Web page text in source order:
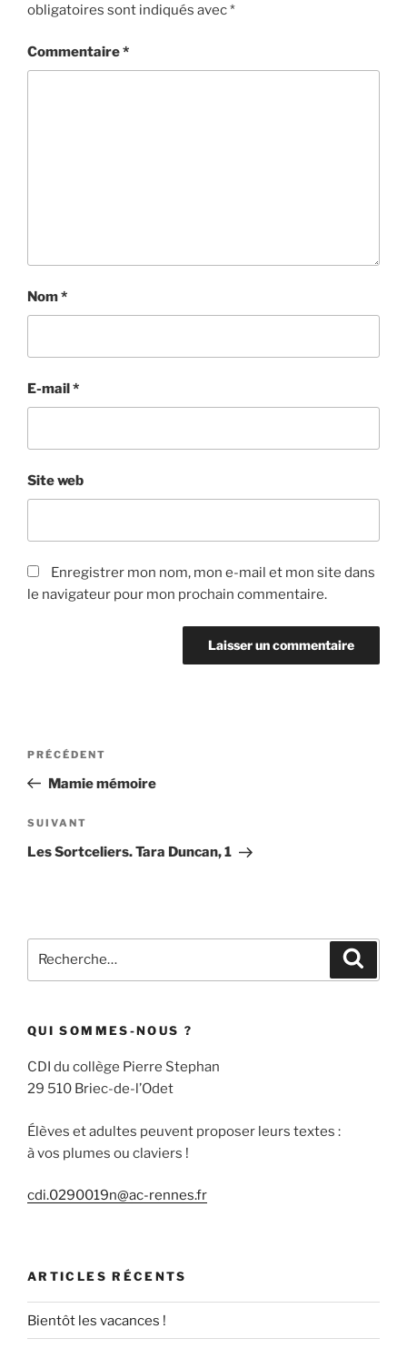
obligatoires sont indiqués avec*
Commentaire*
Nom*
E-mail*
Site web
Enregistrer mon nom, mon e-mail et mon site dans
le navigateur pour mon prochain commentaire.
Navigation
l’article
Article
précédent
PRÉCÉDENT
Mamie mémoire
Article
suivant
SUIVANT
Les Sortceliers. Tara Duncan, 1
pour
QUI SOMMES-NOUS ?
CDI du collège Pierre Stephan
29 510 Briec-de-l’Odet
Élèves et adultes peuvent proposer leurs textes :
à vos plumes ou claviers !
cdi.0290019n@ac-rennes.fr
ARTICLES RÉCENTS
Bientôt les vacances !